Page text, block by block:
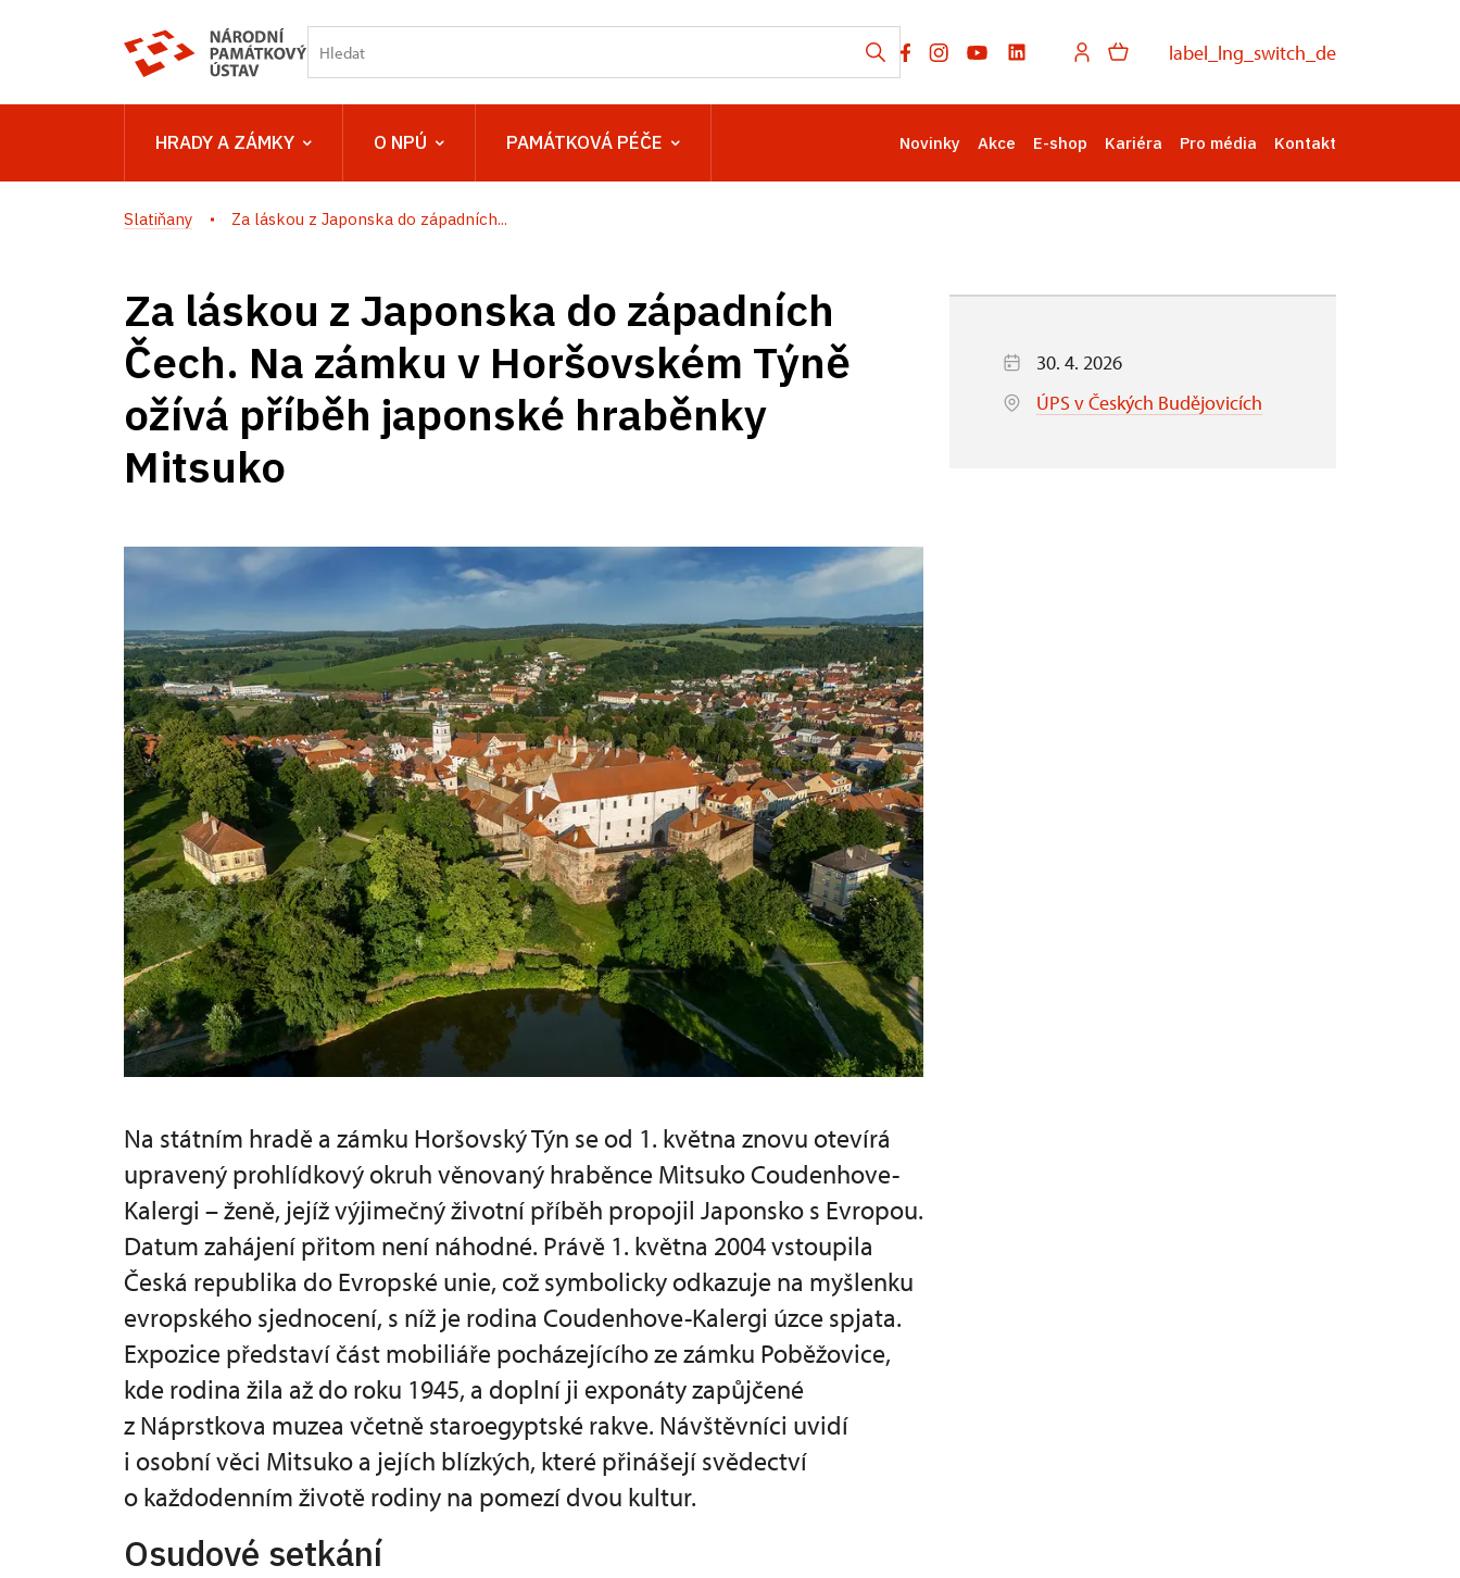
label_lng_switch_de
HRADY A ZÁMKY O NPÚ PAMÁTKOVÁ PÉČE Novinky Akce E-shop Kariéra Pro média Kontakt
Slatiňany Za láskou z Japonska do západních...
Za láskou z Japonska do západních
Čech. Na zámku v Horšovském Týně
ožívá příběh japonské hraběnky
Mitsuko
Na státním hradě a zámku Horšovský Týn se od 1. května znovu otevírá
upravený prohlídkový okruh věnovaný hraběnce Mitsuko Coudenhove-
Kalergi – ženě, jejíž výjimečný životní příběh propojil Japonsko s Evropou.
Datum zahájení přitom není náhodné. Právě 1. května 2004 vstoupila
Česká republika do Evropské unie, což symbolicky odkazuje na myšlenku
evropského sjednocení, s níž je rodina Coudenhove-Kalergi úzce spjata.
Expozice představí část mobiliáře pocházejícího ze zámku Poběžovice,
kde rodina žila až do roku 1945, a doplní ji exponáty zapůjčené
z Náprstkova muzea včetně staroegyptské rakve. Návštěvníci uvidí
i osobní věci Mitsuko a jejích blízkých, které přinášejí svědectví
o každodenním životě rodiny na pomezí dvou kultur.
Osudové setkání
30. 4. 2026
ÚPS v Českých Budějovicích